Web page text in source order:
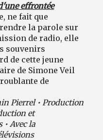
effrontée
ne fait que
la parole sur
de radio, elle
souvenirs
de cette jeune
de Simone Veil
de
Pierrel • Production
et
Avec la